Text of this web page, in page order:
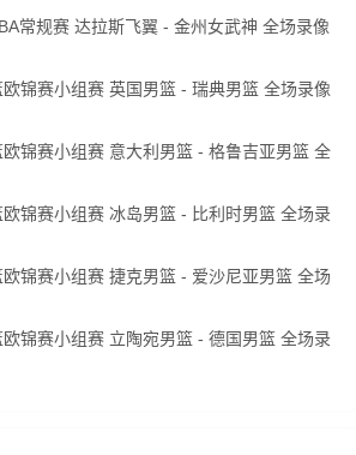
常规赛 达拉斯飞翼 - 金州女武神 全场录像
锦赛小组赛 英国男篮 - 瑞典男篮 全场录像
锦赛小组赛 意大利男篮 - 格鲁吉亚男篮 全
锦赛小组赛 冰岛男篮 - 比利时男篮 全场录
锦赛小组赛 捷克男篮 - 爱沙尼亚男篮 全场
锦赛小组赛 立陶宛男篮 - 德国男篮 全场录